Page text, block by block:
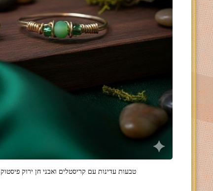
טבעות עדינות עם קריסטלים ואבני חן ירוק פיסטוק